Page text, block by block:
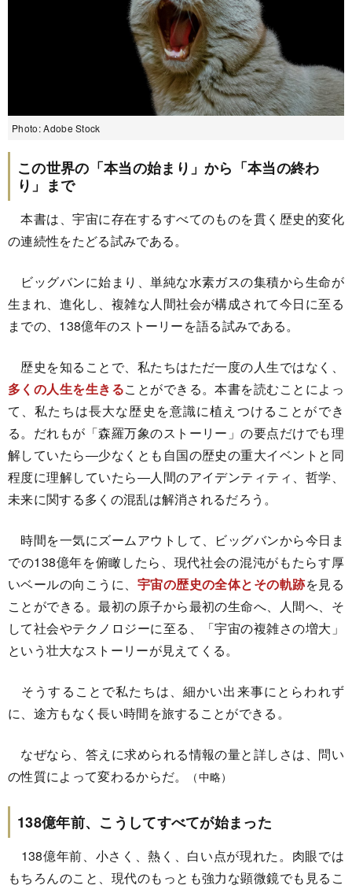
Photo: Adobe Stock
この世界の「本当の始まり」から「本当の終わ
り」まで
本書は、宇宙に存在するすべてのものを貫く歴史的変化
の連続性をたどる試みである。
ビッグバンに始まり、単純な水素ガスの集積から生命が
生まれ、進化し、複雑な人間社会が構成されて今日に至る
までの、138億年のストーリーを語る試みである。
歴史を知ることで、私たちはただ一度の人生ではなく、
多くの人生を生きることができる。本書を読むことによっ
て、私たちは長大な歴史を意識に植えつけることができ
る。だれもが「森羅万象のストーリー」の要点だけでも理
解していたら―少なくとも自国の歴史の重大イベントと同
程度に理解していたら―人間のアイデンティティ、哲学、
未来に関する多くの混乱は解消されるだろう。
時間を一気にズームアウトして、ビッグバンから今日ま
での138億年を俯瞰したら、現代社会の混沌がもたらす厚
いベールの向こうに、 宇宙の歴史の全体とその軌跡を見る
ことができる。最初の原子から最初の生命へ、人間へ、そ
して社会やテクノロジーに至る、「宇宙の複雑さの増大」
という壮大なストーリーが見えてくる。
そうすることで私たちは、細かい出来事にとらわれず
に、途方もなく長い時間を旅することができる。
なぜなら、答えに求められる情報の量と詳しさは、問い
の性質によって変わるからだ。
（中略）
138億年前、こうしてすべてが始まった
138億年前、小さく、熱く、白い点が現れた。肉眼では
もちろんのこと、現代のもっとも強力な顕微鏡でも見るこ